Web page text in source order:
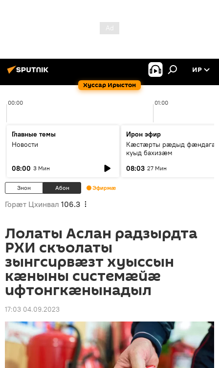
Хуссар Ирыстон
ИР
00:00 01:00
Главные темы
Новости
08:00 3 Мин
Ирон эфир
Кæстæрты рæдыд
куыд бахизæм
08:03 27 Мин
Знон Абон Эфирмæ
Горӕт Цхинвал 106.3
Лолаты Аслан радзырдта
РХИ скъолаты
зынгсирвæзт хуыссын
кæныны системæйæ
ифтонгкæнынадыл
17:03 04.09.2023